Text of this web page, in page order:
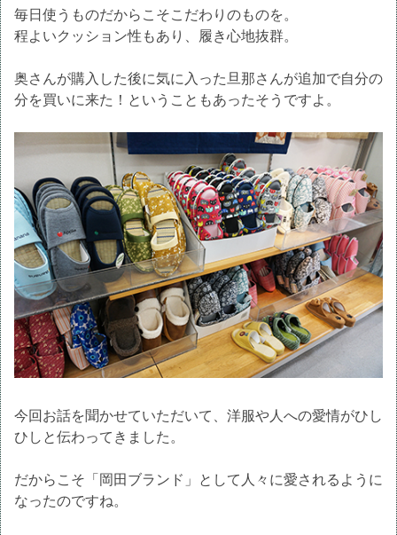
毎日使うものだからこそこだわりのものを。
程よいクッション性もあり、履き心地抜群。
奥さんが購入した後に気に入った旦那さんが追加で自分の
分を買いに来た！ということもあったそうですよ。
今回お話を聞かせていただいて、洋服や人への愛情がひし
ひしと伝わってきました。
だからこそ「岡田ブランド」として人々に愛されるように
なったのですね。